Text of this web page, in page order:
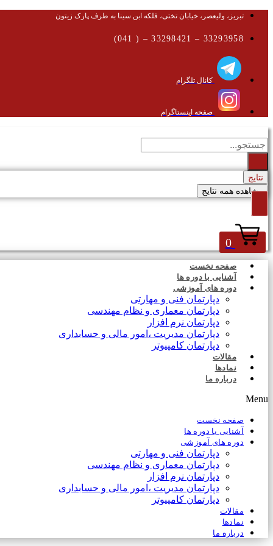
تبریز، ولیعصر، خیابان تختی، فلکه ابن سینا به طرف پارک زیتون
33293958 – 33298421 – ( 041)
کانال تلگرام
صفحه اینستاگرام
جستجو
...
نتایج
مشاهده همه نتایج
0
صفحه نخست
آشنایی با دوره ها
دوره های آموزشی
دپارتمان فنی و مهارتی
دپارتمان معماری و نظام مهندسی
دپارتمان نرم افزار
دپارتمان مدیریت ،امور مالی و حسابداری
دپارتمان کامپیوتر
مقالات
نمادها
درباره ما
Menu
صفحه نخست
آشنایی با دوره ها
دوره های آموزشی
دپارتمان فنی و مهارتی
دپارتمان معماری و نظام مهندسی
دپارتمان نرم افزار
دپارتمان مدیریت ،امور مالی و حسابداری
دپارتمان کامپیوتر
مقالات
نمادها
درباره ما